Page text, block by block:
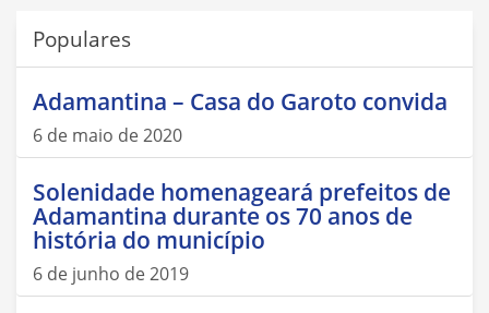
Populares
Adamantina – Casa do Garoto convida
6 de maio de 2020
Solenidade homenageará prefeitos de
Adamantina durante os 70 anos de
história do município
6 de junho de 2019